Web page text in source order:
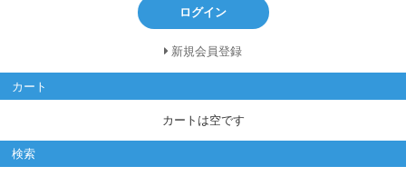
ログイン
新規会員登録
カート
カートは空です
検索